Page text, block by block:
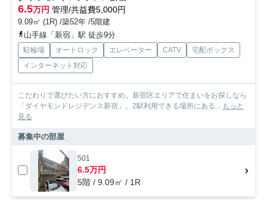
6.5万円 管理/共益費5,000円
9.09㎡ (1R) /築52年 /5階建
山手線「新宿」駅 徒歩9分
駐輪場 オートロック エレベーター CATV
宅配ボックス
インターネット対応
こだわりで選びたい方におすすめ。新宿区エリアで住まいをお探しなら
「ダイヤモンドレジデンス新宿」。2駅利用できる場所にある...
もっと
見る
募集中の部屋
501
6.5万円
5階 / 9.09㎡ / 1R